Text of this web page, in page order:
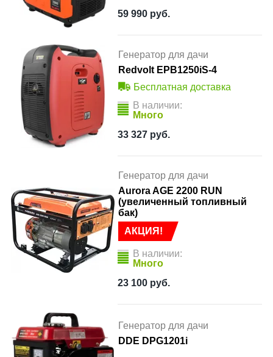
59 990 руб.
Генератор для дачи
Redvolt EPB1250iS-4
Бесплатная доставка
В наличии:
Много
33 327 руб.
Генератор для дачи
АКЦИЯ!
Aurora AGE 2200 RUN
(увеличенный топливный
бак)
В наличии:
Много
23 100 руб.
Генератор для дачи
DDE DPG1201i